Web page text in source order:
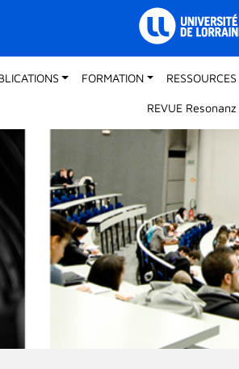
FORMATION RESSOURCES
REVUE Resonanz